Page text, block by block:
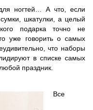
ногтей… А что, если
шкатулки, а целый
подарка точно не
уже говорить о самых
что наборы
в списке самых
праздник.
Все